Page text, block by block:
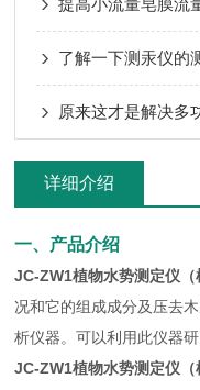
提高小流量皂膜流
了解一下测汞仪的
详细介绍
一、产品介绍
JC-ZW1植物水势测定仪（
况和它的组成成分及压去
析仪器。可以利用此仪器
JC-ZW1植物水势测定仪